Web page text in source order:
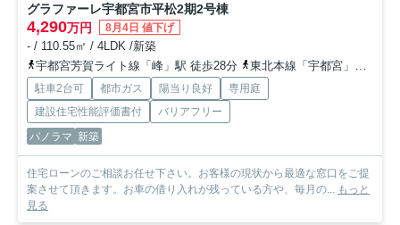
グラファーレ宇都宮市平松2期2号棟
4,290万円 8月4日 値下げ
- / 110.55㎡ / 4LDK /新築
宇都宮芳賀ライト線「峰」駅 徒歩28分
東北本線「宇都宮」駅 徒歩38分
駐車2台可 都市ガス 陽当り良好
専用庭
建設住宅性能評価書付
バリアフリー
パノラマ 新築
住宅ローンのご相談お任せ下さい。お客様の現状から最適な窓口をご提
案させて頂きます。お車の借り入れが残っている方や、毎月の... もっと
見る